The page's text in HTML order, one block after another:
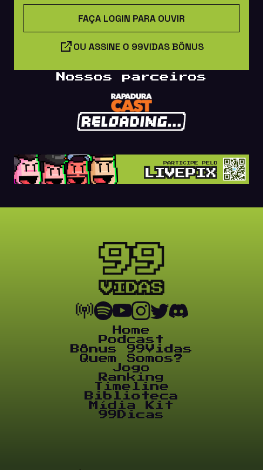
FAÇA LOGIN PARA OUVIR
OU ASSINE O 99VIDAS BÔNUS
Nossos parceiros
Home
Podcast
Bônus 99Vidas
Quem Somos?
Jogo
Ranking
Timeline
Biblioteca
Mídia Kit
99Dicas